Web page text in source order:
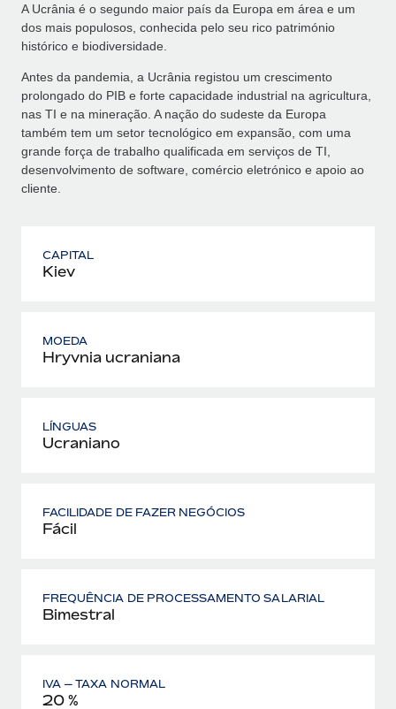
A Ucrânia é o segundo maior país da Europa em área e um
dos mais populosos, conhecida pelo seu rico património
histórico e biodiversidade.
Antes da pandemia, a Ucrânia registou um crescimento
prolongado do PIB e forte capacidade industrial na agricultura,
nas TI e na mineração. A nação do sudeste da Europa
também tem um setor tecnológico em expansão, com uma
grande força de trabalho qualificada em serviços de TI,
desenvolvimento de software, comércio eletrónico e apoio ao
cliente.
CAPITAL
Kiev
MOEDA
Hryvnia ucraniana
LÍNGUAS
Ucraniano
FACILIDADE DE FAZER NEGÓCIOS
Fácil
FREQUÊNCIA DE PROCESSAMENTO SALARIAL
Bimestral
IVA — TAXA NORMAL
20 %